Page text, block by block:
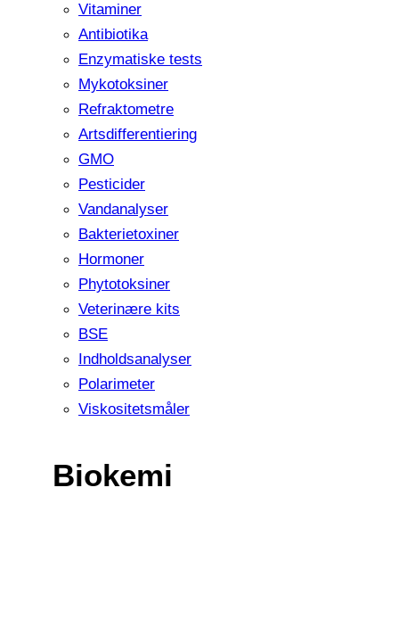
Vitaminer
Antibiotika
Enzymatiske tests
Mykotoksiner
Refraktometre
Artsdifferentiering
GMO
Pesticider
Vandanalyser
Bakterietoxiner
Hormoner
Phytotoksiner
Veterinære kits
BSE
Indholdsanalyser
Polarimeter
Viskositetsmåler
Biokemi